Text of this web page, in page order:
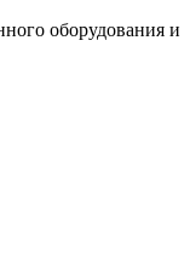
оборудования и